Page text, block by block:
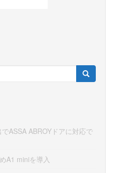
ASSA ABROYドアに対応で
A1 miniを導入